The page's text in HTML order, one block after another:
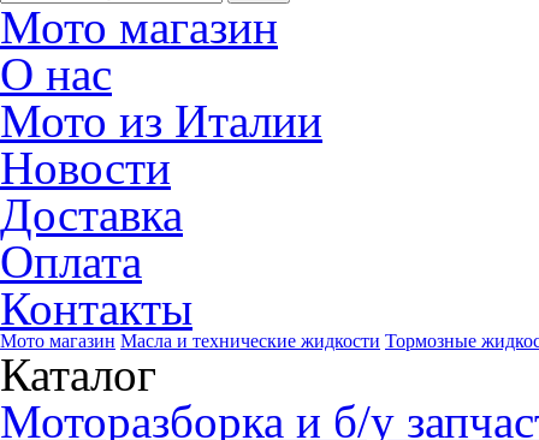
Мото магазин
О нас
Мото из Италии
Новости
Доставка
Оплата
Контакты
Мото магазин Масла и технические жидкости Тормозные
Каталог
Моторазборка и б/у